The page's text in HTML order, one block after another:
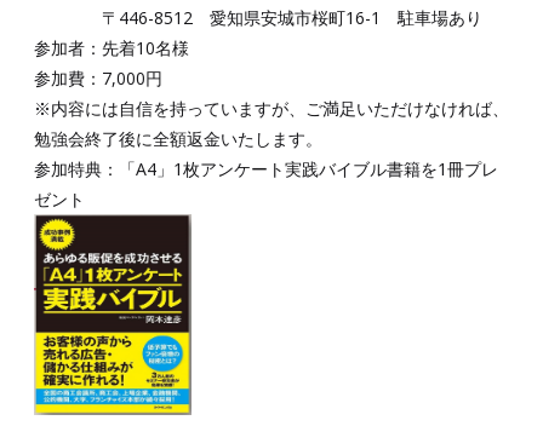
〒446-8512 愛知県安城市桜町16-1 駐車場あり
参加者：先着10名様
参加費：7,000円
※内容には自信を持っていますが、ご満足いただけなければ、
勉強会終了後に全額返金いたします。
参加特典：「A4」1枚アンケート実践バイブル書籍を1冊プレ
ゼント